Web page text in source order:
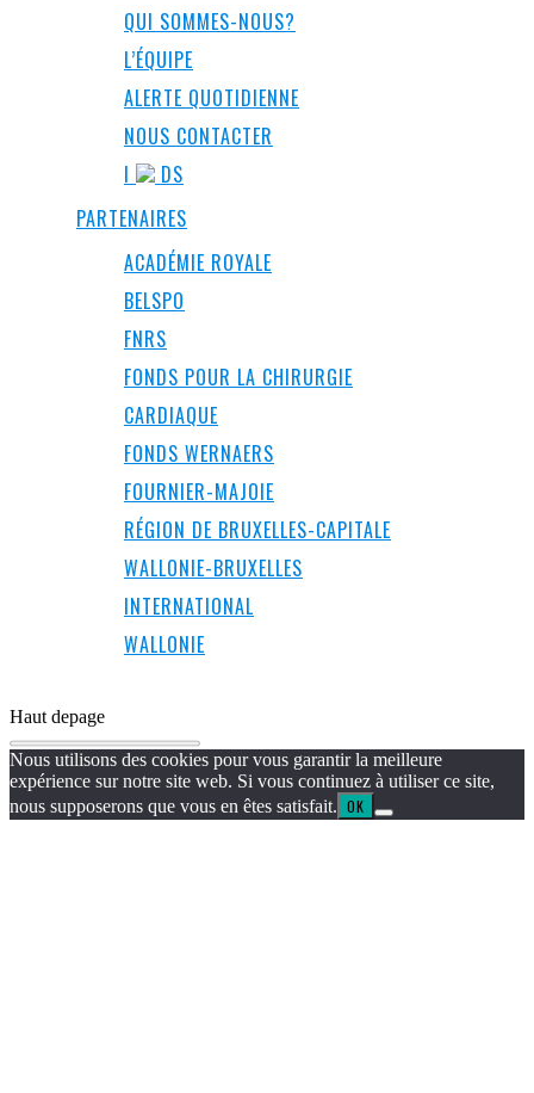
QUI SOMMES-NOUS?
L’ÉQUIPE
ALERTE QUOTIDIENNE
NOUS CONTACTER
I
DS
PARTENAIRES
ACADÉMIE ROYALE
BELSPO
FNRS
FONDS POUR LA CHIRURGIE
CARDIAQUE
FONDS WERNAERS
FOURNIER-MAJOIE
RÉGION DE BRUXELLES-CAPITALE
WALLONIE-BRUXELLES
INTERNATIONAL
WALLONIE
Haut depage
Nous utilisons des cookies pour vous garantir la meilleure
expérience sur notre site web. Si vous continuez à utiliser ce site,
nous supposerons que vous en êtes satisfait. OK